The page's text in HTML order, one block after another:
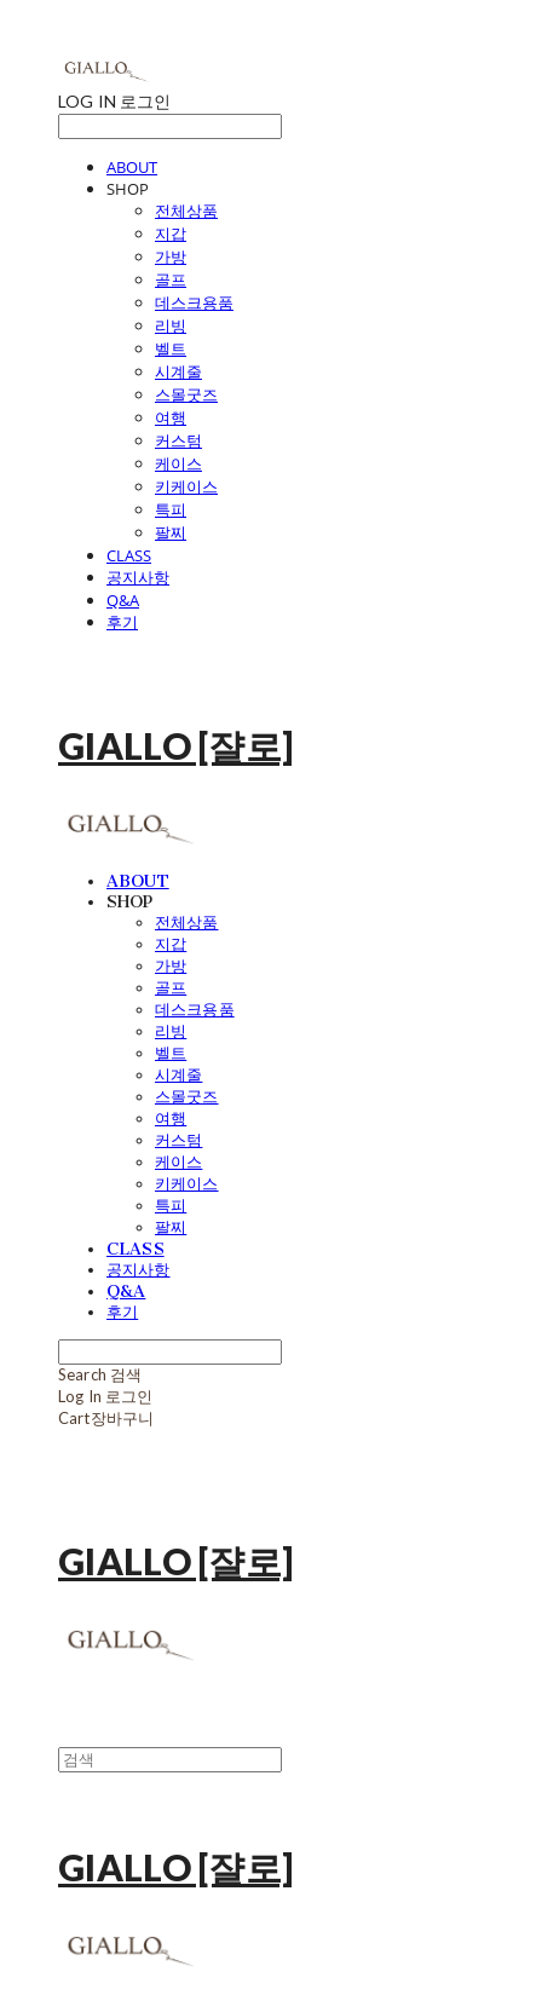
LOG IN 로그인
ABOUT
SHOP
전체상품
지갑
가방
골프
데스크용품
리빙
벨트
시계줄
스몰굿즈
여행
커스텀
케이스
키케이스
특피
팔찌
CLASS
공지사항
Q&A
후기
GIALLO [쟐로]
ABOUT
SHOP
전체상품
지갑
가방
골프
데스크용품
리빙
벨트
시계줄
스몰굿즈
여행
커스텀
케이스
키케이스
특피
팔찌
CLASS
공지사항
Q&A
후기
Search 검색
Log In 로그인
Cart장바구니
GIALLO [쟐로]
GIALLO [쟐로]